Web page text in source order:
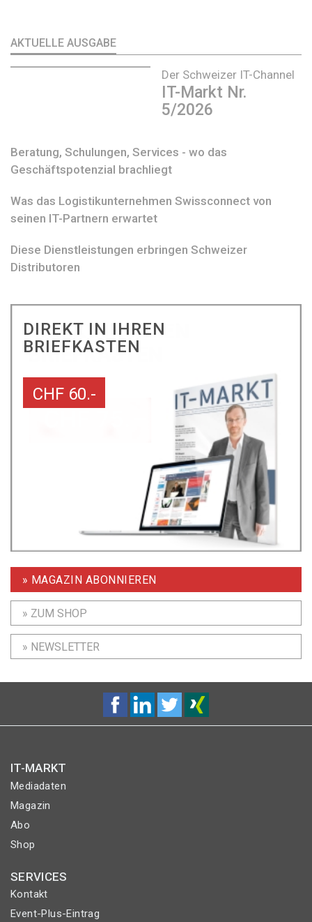
AKTUELLE AUSGABE
Der Schweizer IT-Channel
IT-Markt Nr.
5/2026
Beratung, Schulungen, Services - wo das
Geschäftspotenzial brachliegt
Was das Logistikunternehmen Swissconnect von
seinen IT-Partnern erwartet
Diese Dienstleistungen erbringen Schweizer
Distributoren
DIREKT IN IHREN
BRIEFKASTEN
CHF 60.-
» MAGAZIN ABONNIEREN
» ZUM SHOP
» NEWSLETTER
IT-MARKT
Mediadaten
Magazin
Abo
Shop
SERVICES
Kontakt
Event-Plus-Eintrag